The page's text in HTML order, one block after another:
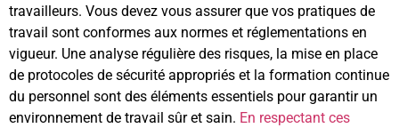
travailleurs. Vous devez vous assurer que vos pratiques de
travail sont conformes aux normes et réglementations en
vigueur. Une analyse régulière des risques, la mise en place
de protocoles de sécurité appropriés et la formation continue
du personnel sont des éléments essentiels pour garantir un
environnement de travail sûr et sain. En respectant ces